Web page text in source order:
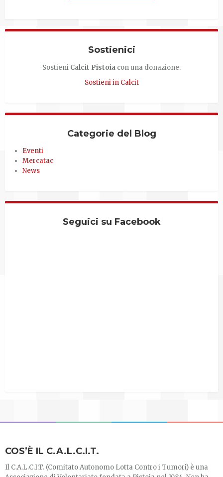
Sostienici
Sostieni Calcit Pistoia con una donazione.
Sostieni in Calcit
Categorie del Blog
Eventi
Mercatac
News
Seguici su Facebook
COS’È IL C.A.L.C.I.T.
Il C.A.L.C.I.T. (Comitato Autonomo Lotta Contro i Tumori) è una